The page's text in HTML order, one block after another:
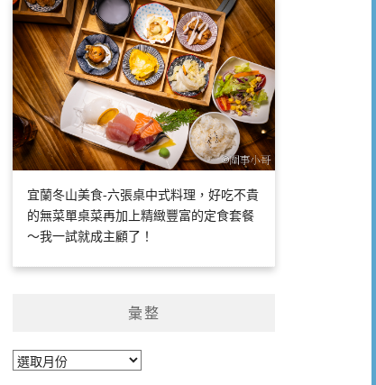
宜蘭冬山美食-六張桌中式料理，好吃不貴
的無菜單桌菜再加上精緻豐富的定食套餐
～我一試就成主顧了！
彙整
彙